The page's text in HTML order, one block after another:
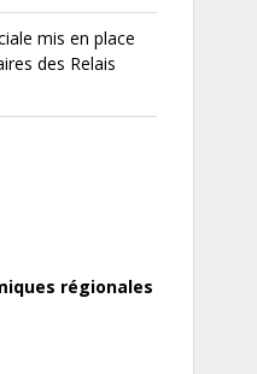
mis en place
des Relais
régionales